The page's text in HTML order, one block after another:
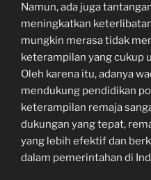
Namun, ada juga
meningkatkan
mungkin merasa tidak
keterampilan yang cukup
Oleh karena itu, adanya
mendukung pendidikan
keterampilan remaja
dukungan yang tepat,
yang lebih efektif dan
dalam pemerintahan di